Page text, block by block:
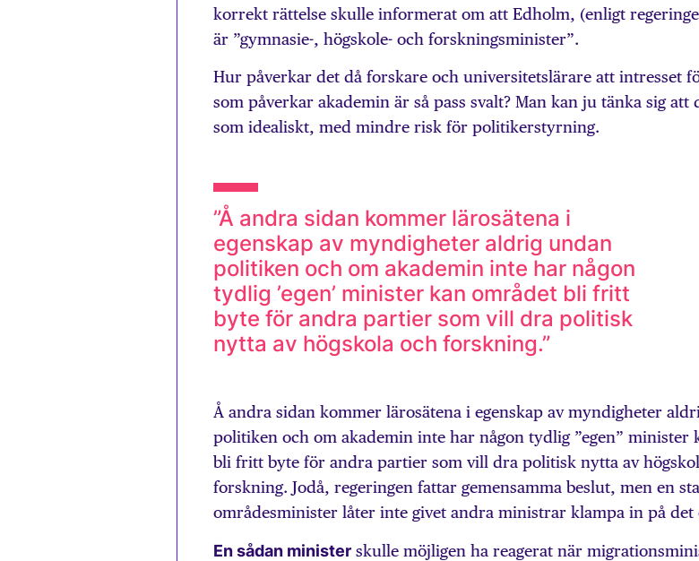
korrekt rättelse skulle informerat om att Edholm, (enligt
är ”gymnasie-, högskole- och forskningsminister”.
Hur påverkar det då forskare och universitetslärare att intresset
som påverkar akademin är så pass svalt? Man kan ju tänka sig att
som idealiskt, med mindre risk för politikerstyrning.
”Å andra sidan kommer lärosätena i
egenskap av myndigheter aldrig undan
politiken och om akademin inte har någon
tydlig ’egen’ minister kan området bli fritt
byte för andra partier som vill dra politisk
nytta av högskola och forskning.”
Å andra sidan kommer lärosätena i egenskap av myndigheter
politiken och om akademin inte har någon tydlig ”egen” minister
bli fritt byte för andra partier som vill dra politisk nytta av
forskning. Jodå, regeringen fattar gemensamma beslut, men en
områdesminister låter inte givet andra ministrar klampa in på det
En sådan minister skulle möjligen ha reagerat när